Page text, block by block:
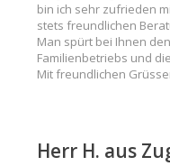
bin ich sehr zufrieden
stets freundlichen
Man spürt bei Ihnen
Familienbetriebs und
Mit freundlichen
Herr H. aus